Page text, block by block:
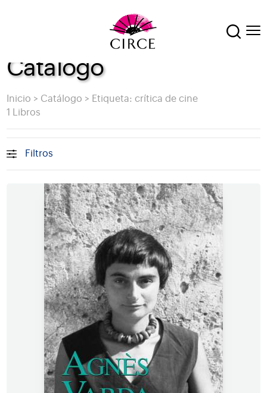
Catálogo
Inicio > Catálogo > Etiqueta: crítica de cine
1 Libros
Filtros